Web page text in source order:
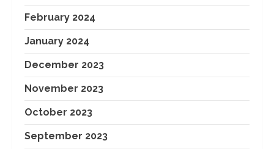
February 2024
January 2024
December 2023
November 2023
October 2023
September 2023